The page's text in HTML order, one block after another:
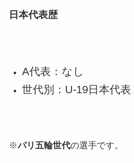
日本代表歴
A代表：なし
世代別：U-19日本代表
※パリ五輪世代の選手です。